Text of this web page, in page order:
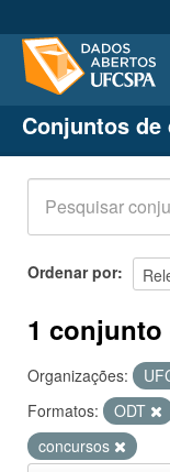
Conjuntos de
Organizações
Grupos
Sobre
Conjuntos de
Ordenar por
1 conjunto
Organizações:
Formatos:
ODT
concursos